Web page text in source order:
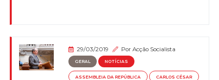
29/03/2019 PorAcção Socialista
GERAL NOTÍCIAS
ASSEMBLEIA DA REPÚBLICA CARLOS CÉSAR